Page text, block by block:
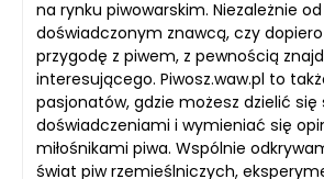
na rynku piwowarskim. Niezależnie
doświadczonym znawcą, czy
przygodę z piwem, z pewnością
interesującego. Piwosz.waw.pl to
pasjonatów, gdzie możesz dzielić się
doświadczeniami i wymieniać się
miłośnikami piwa. Wspólnie
świat piw rzemieślniczych,